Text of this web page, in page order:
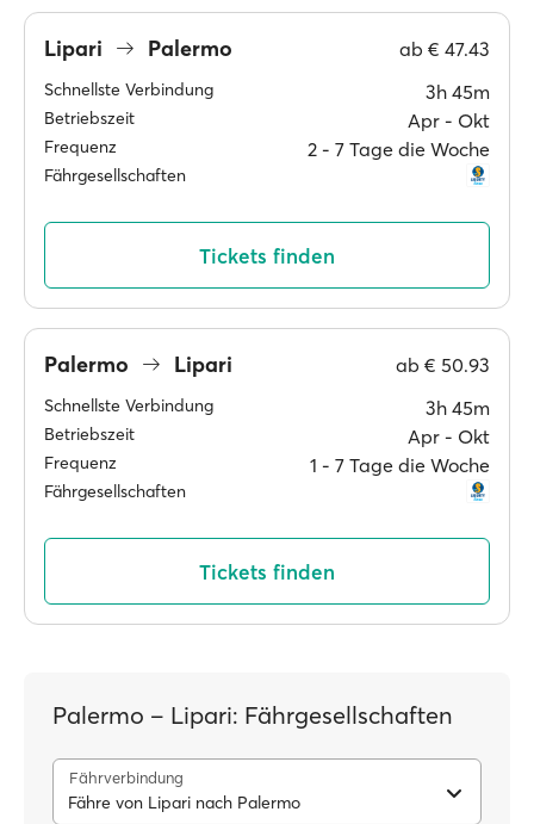
Lipari Palermo ab € 47.43
Schnellste Verbindung 3h 45m
Betriebszeit Apr ‐ Okt
Frequenz 2 ‐ 7 Tage die Woche
Fährgesellschaften
Tickets finden
Palermo Lipari ab € 50.93
Schnellste Verbindung 3h 45m
Betriebszeit Apr ‐ Okt
Frequenz 1 ‐ 7 Tage die Woche
Fährgesellschaften
Tickets finden
Palermo – Lipari: Fährgesellschaften
Fährverbindung
Fähre von Lipari nach Palermo